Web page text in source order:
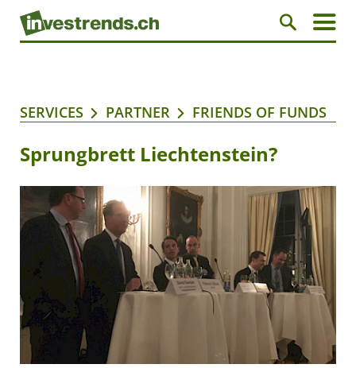
SERVICES PARTNER FRIENDS OF FUNDS
Sprungbrett Liechtenstein?